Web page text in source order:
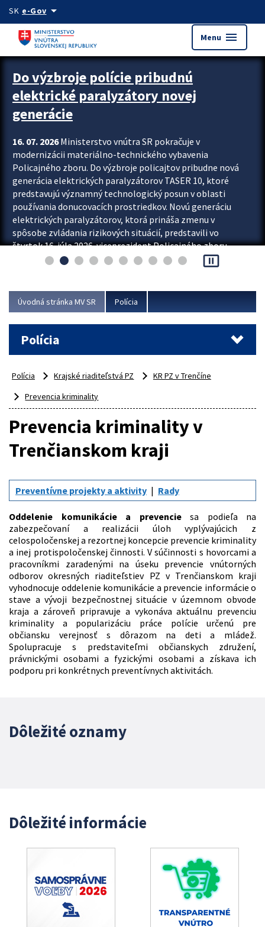
Preskocit na hlavný obsah
SK e-Govarrow_drop_down
Menu menu
Zastavit automatický posun upútavok
Do výzbroje polície pribudnú
elektrické paralyzátory novej
generácie
16. 07. 2026Ministerstvo vnútra SR pokračuje v
modernizácii materiálno-technického vybavenia
Policajného zboru. Do výzbroje policajtov pribudne nová
generácia elektrických paralyzátorov TASER 10, ktoré
predstavujú významný technologický posun v oblasti
používania donucovacích prostriedkov. Novú generáciu
elektrických paralyzátorov, ktorá prináša zmenu v
spôsobe zvládania rizikových situácií, predstavili vo
štvrtok 16. júla 2026 viceprezident Policajného zboru
Rastislav Polakovič a riaditeľ odboru výcviku...
pause_presentation
Úvodná stránka MV SR Polícia
Polícia
Polícia Krajské riaditeľstvá PZ
KR PZ v Trenčíne
Prevencia kriminality
Prevencia kriminality v
Trenčianskom kraji
Preventívne projekty a aktivity Rady
Oddelenie komunikácie a prevencie sa podieľa na
zabezpečovaní a realizácii úloh vyplývajúcich z
celospoločenskej a rezortnej koncepcie prevencie kriminality
a inej protispoločenskej činnosti. V súčinnosti s hovorcami a
pracovníkmi zaradenými na úseku prevencie vnútorných
odborov okresných riaditeľstiev PZ v Trenčianskom kraji
vyhodnocuje oddelenie komunikácie a prevencie informácie o
stave a vývoji bezpečnostnej situácie v územnom obvode
kraja a zároveň pripravuje a vykonáva aktuálnu prevenciu
kriminality a popularizáciu práce polície určenú pre
občiansku verejnosť s dôrazom na deti a mládež.
Spolupracuje s predstaviteľmi občianskych združení,
právnickými osobami a fyzickými osobami a získava ich
podporu pri konkrétnych preventívnych aktivitách.
Dôležité oznamy
Dôležité informácie